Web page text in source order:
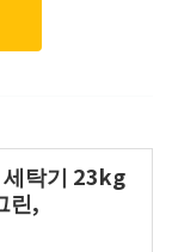
세탁기 23kg
린,